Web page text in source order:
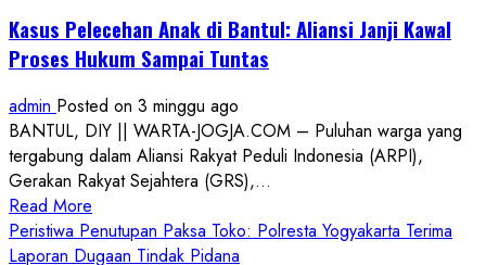
Kasus Pelecehan Anak di Bantul: Aliansi Janji Kawal
Proses Hukum Sampai Tuntas
admin Posted on 3 minggu ago
BANTUL, DIY || WARTA-JOGJA.COM – Puluhan warga yang
tergabung dalam Aliansi Rakyat Peduli Indonesia (ARPI),
Gerakan Rakyat Sejahtera (GRS),...
Read More
more
about
Peristiwa Penutupan Paksa Toko: Polresta Yogyakarta Terima
Laporan Dugaan Tindak Pidana